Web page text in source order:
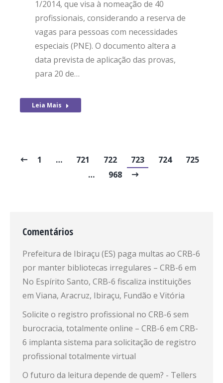
1/2014, que visa à nomeação de 40
profissionais, considerando a reserva de
vagas para pessoas com necessidades
especiais (PNE). O documento altera a
data prevista de aplicação das provas,
para 20 de…
Leia Mais
1 … 721 722 723 724
725
…
968
Comentários
Prefeitura de Ibiraçu (ES) paga multas ao CRB-6
por manter bibliotecas irregulares – CRB-6 em
No Espírito Santo, CRB-6 fiscaliza instituições
em Viana, Aracruz, Ibiraçu, Fundão e Vitória
Solicite o registro profissional no CRB-6 sem
burocracia, totalmente online – CRB-6 em CRB-
6 implanta sistema para solicitação de registro
profissional totalmente virtual
O futuro da leitura depende de quem? - Tellers